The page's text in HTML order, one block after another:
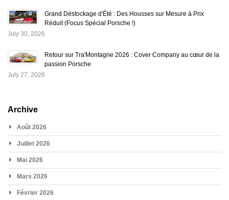
Grand Déstockage d'Été : Des Housses sur Mesure à Prix
Réduit (Focus Spécial Porsche !)
July 30, 2026
Retour sur Tra'Montagne 2026 : Cover Company au cœur de la
passion Porsche
July 27, 2026
Archive
Août 2026
Juillet 2026
Mai 2026
Mars 2026
Février 2026